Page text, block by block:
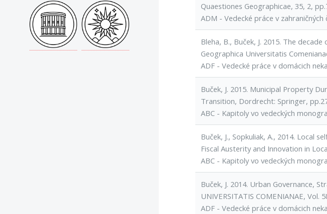
Quaestiones Geographicae, 35, 2,
ADM - Vedecké práce v
Bleha, B., Buček, J. 2015. The
Geographica Universitatis
ADF - Vedecké práce v domácich
Buček, J. 2015. Municipal Property
Transition, Dordrecht: Springer,
ABC - Kapitoly vo vedeckých
Buček, J., Sopkuliak, A., 2014. Local
Fiscal Austerity and Innovation in
ABC - Kapitoly vo vedeckých
Buček, J. 2014. Urban Governance,
UNIVERSITATIS COMENIANAE, Vol.
ADF - Vedecké práce v domácich